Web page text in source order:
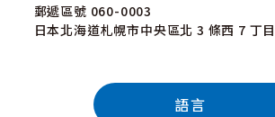
郵遞區號 060-0003
日本北海道札幌市中央區北 3 條西 7 丁
語言